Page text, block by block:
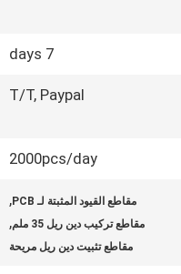
7 days
T/T, Paypal
2000pcs/day
مقاطع القيود المثبتة لـ PCB ,
مقاطع تركيب دين ريل 35 ملم ,
مقاطع تثبيت دين ريل مريحة